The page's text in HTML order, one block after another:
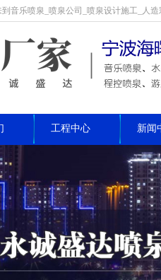
音乐喷泉_喷泉公司_喷泉设计施工_人
工程中心 新闻